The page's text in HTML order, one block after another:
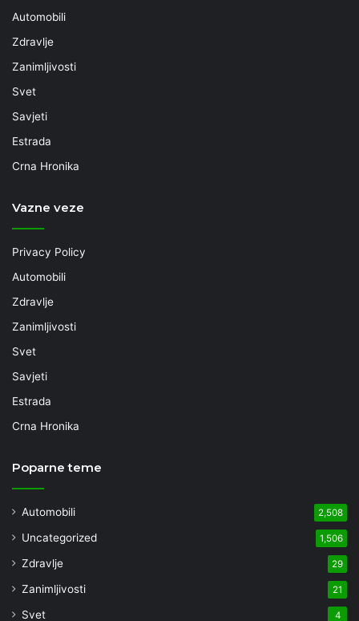
Automobili
Zdravlje
Zanimljivosti
Svet
Savjeti
Estrada
Crna Hronika
Vazne veze
Privacy Policy
Automobili
Zdravlje
Zanimljivosti
Svet
Savjeti
Estrada
Crna Hronika
Poparne teme
Automobili 2,508
Uncategorized 1,506
Zdravlje 29
Zanimljivosti 21
Svet 4